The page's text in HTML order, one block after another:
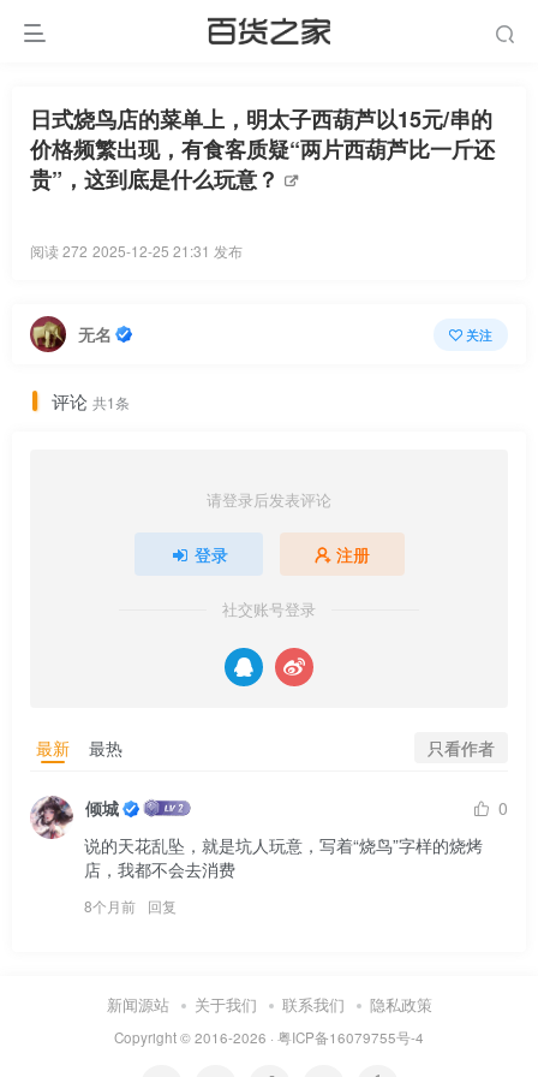
日式烧鸟店的菜单上，明太子西葫芦以15元/串的
价格频繁出现，有食客质疑“两片西葫芦比一斤还
贵”，这到底是什么玩意？
阅读 272 2025-12-25 21:31 发布
无名 关注
评论 共1条
请登录后发表评论
登录 注册
社交账号登录
最新 最热 只看作者
倾城
0
说的天花乱坠，就是坑人玩意，写着“烧鸟”字样的烧烤
店，我都不会去消费
8个月前 回复
新闻源站 关于我们 联系我们 隐私政策
Copyright © 2016-2026 · 粤ICP备16079755号-4